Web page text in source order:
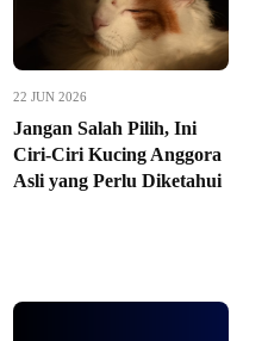
22 JUN 2026
Jangan Salah Pilih, Ini
Ciri-Ciri Kucing Anggora
Asli yang Perlu Diketahui